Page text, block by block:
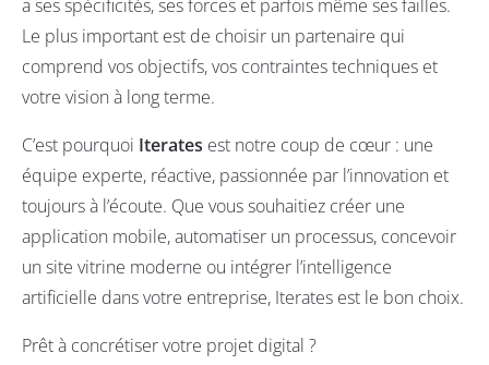
a ses spécificités, ses forces et parfois même ses failles.
Le plus important est de choisir un partenaire qui
comprend vos objectifs, vos contraintes techniques et
votre vision à long terme.
C’est pourquoi Iterates est notre coup de cœur : une
équipe experte, réactive, passionnée par l’innovation et
toujours à l’écoute. Que vous souhaitiez créer une
application mobile, automatiser un processus, concevoir
un site vitrine moderne ou intégrer l’intelligence
artificielle dans votre entreprise, Iterates est le bon choix.
Prêt à concrétiser votre projet digital ?